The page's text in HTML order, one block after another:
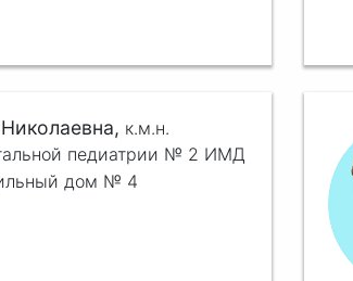
к.м.н.
педиатрии № 2 ИМД
дом № 4